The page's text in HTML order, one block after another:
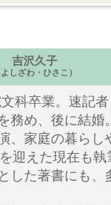
吉沢久子
よしざわ・ひさこ）
科卒業。速記
務め、後に結婚
、家庭の暮らし
迎えた現在も
した著書にも、